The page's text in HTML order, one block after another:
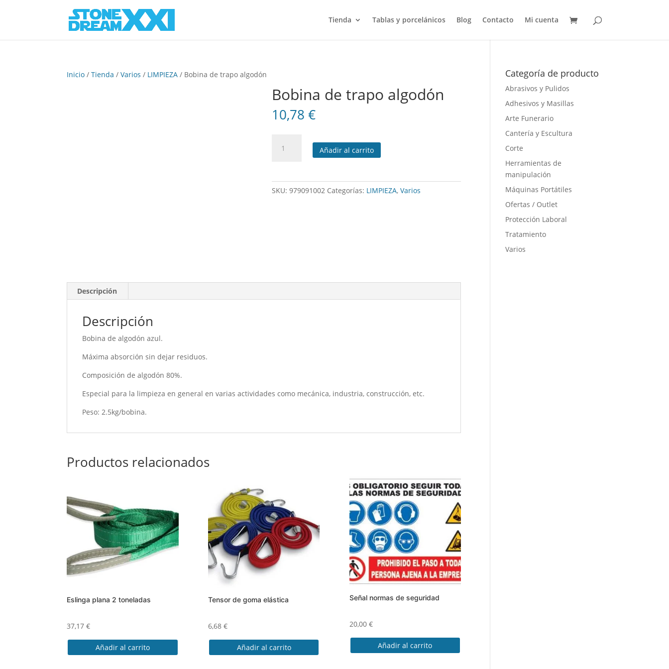
Tienda Tablas y porcelánicos Blog Contacto Mi cuenta
Inicio /Tienda /Varios / LIMPIEZA / Bobina de trapo algodón
Bobina de trapo algodón
10,78€
Añadir al carrito
SKU:979091002 Categorías: LIMPIEZA,Varios
Descripción
Descripción
Bobina de algodón azul.
Máxima absorción sin dejar residuos.
Composición de algodón 80%.
Especial para la limpieza en general en varias actividades como mecánica, industria, construcción, etc.
Peso: 2.5kg/bobina.
Productos relacionados
Eslinga plana 2 toneladas
37,17€
Añadir al carrito
Tensor de goma elástica
6,68 €
Añadir al carrito
Señal normas de seguridad
20,00 €
Añadir al carrito
Categoría de producto
Abrasivos y Pulidos
Adhesivos y Masillas
Arte Funerario
Cantería y Escultura
Corte
Herramientas de
manipulación
Máquinas Portátiles
Ofertas / Outlet
Protección Laboral
Tratamiento
Varios